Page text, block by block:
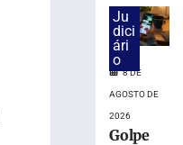
Bento
Ju
dici
ári
o
8 DE
AGOSTO DE
2026
Golpe